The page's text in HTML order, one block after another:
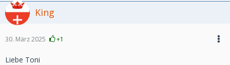
King
30. März 2025 +1
Liebe Toni